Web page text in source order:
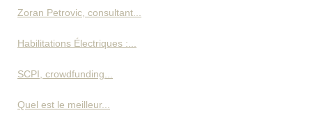
Zoran Petrovic, consultant...
Habilitations Électriques :...
SCPI, crowdfunding...
Quel est le meilleur...